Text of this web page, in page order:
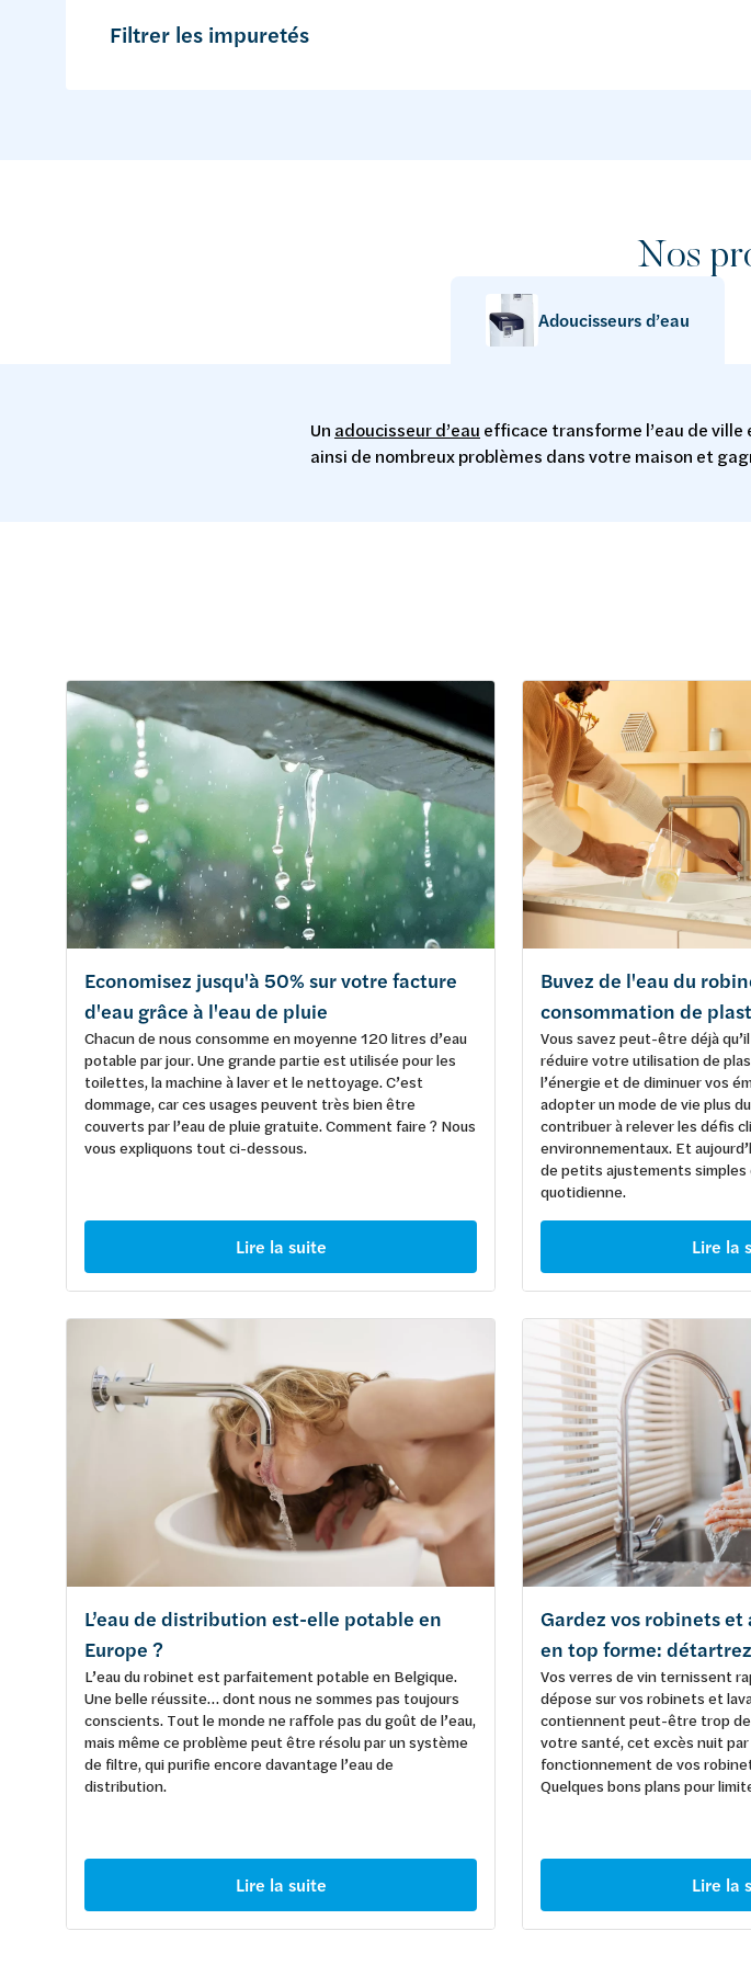
Filtrer les impuretés
Nos
Adoucisseurs d’eau
Un adoucisseur d’eau efficace transforme l’eau de
ainsi de nombreux problèmes dans votre maison et
Economisez jusqu'à 50% sur votre facture
d'eau grâce à l'eau de pluie
Chacun de nous consomme en moyenne 120 litres d’eau
potable par jour. Une grande partie est utilisée pour les
toilettes, la machine à laver et le nettoyage. C’est
dommage, car ces usages peuvent très bien être
couverts par l’eau de pluie gratuite. Comment faire ? Nous
vous expliquons tout ci-dessous.
Lire la suite
Buvez de l'eau du
consommation de
Vous savez peut-être déjà
réduire votre utilisation de
l’énergie et de diminuer vos
adopter un mode de vie plus
contribuer à relever les défis
environnementaux. Et
de petits ajustements simples
quotidienne.
Lire la
L’eau de distribution est-elle potable en
Europe ?
L’eau du robinet est parfaitement potable en Belgique.
Une belle réussite… dont nous ne sommes pas toujours
conscients. Tout le monde ne raffole pas du goût de l’eau,
mais même ce problème peut être résolu par un système
de filtre, qui purifie encore davantage l’eau de
distribution.
Lire la suite
Gardez vos robinets
en top forme:
Vos verres de vin ternissent
dépose sur vos robinets et
contiennent peut-être trop de
votre santé, cet excès nuit
fonctionnement de vos
Quelques bons plans pour
Lire la